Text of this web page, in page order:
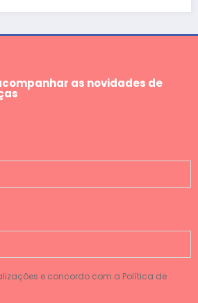
as novidades de
e concordo com a Política de